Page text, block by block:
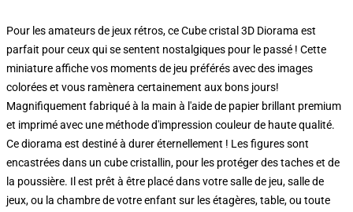
Pour les amateurs de jeux rétros, ce Cube cristal 3D Diorama est
parfait pour ceux qui se sentent nostalgiques pour le passé ! Cette
miniature affiche vos moments de jeu préférés avec des images
colorées et vous ramènera certainement aux bons jours!
Magnifiquement fabriqué à la main à l'aide de papier brillant premium
et imprimé avec une méthode d'impression couleur de haute qualité.
Ce diorama est destiné à durer éternellement ! Les figures sont
encastrées dans un cube cristallin, pour les protéger des taches et de
la poussière. Il est prêt à être placé dans votre salle de jeu, salle de
jeux, ou la chambre de votre enfant sur les étagères, table, ou toute